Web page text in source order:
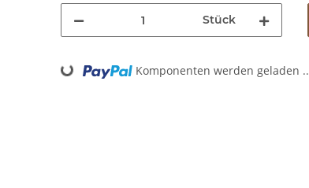
Stück
Loading... Komponenten werden geladen